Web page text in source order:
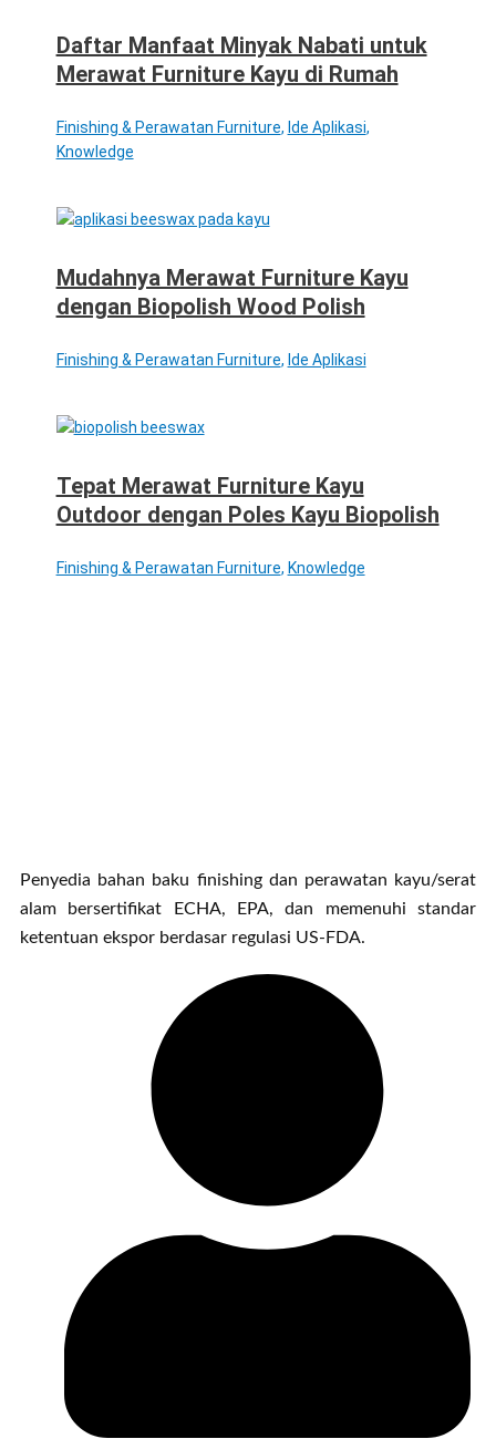
Daftar Manfaat Minyak Nabati untuk
Merawat Furniture Kayu di Rumah
Finishing & Perawatan Furniture, Ide Aplikasi,
Knowledge
Mudahnya Merawat Furniture Kayu
dengan Biopolish Wood Polish
Finishing & Perawatan Furniture, Ide Aplikasi
Tepat Merawat Furniture Kayu
Outdoor dengan Poles Kayu Biopolish
Finishing & Perawatan Furniture, Knowledge
Penyedia bahan baku finishing dan perawatan kayu/serat
alam bersertifikat ECHA, EPA, dan memenuhi standar
ketentuan ekspor berdasar regulasi US-FDA.